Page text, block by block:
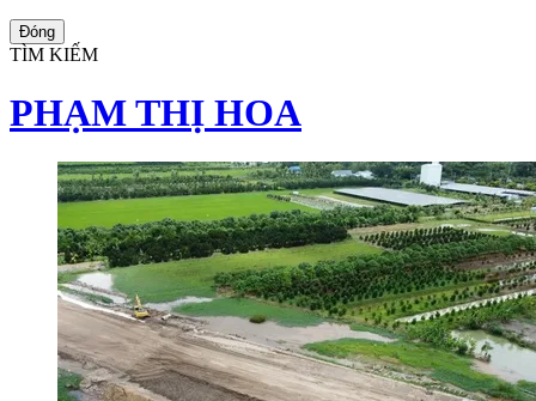
Đóng
TÌM KIẾM
PHẠM THỊ HOA